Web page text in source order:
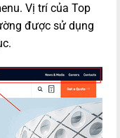
Vị trí của Top
được sử dụng